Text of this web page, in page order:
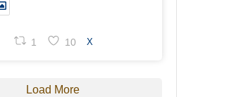
1 10 X
Load More